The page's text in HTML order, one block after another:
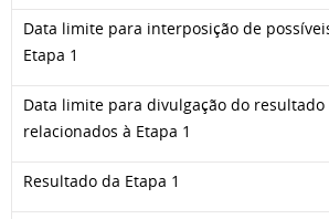
Data limite para interposição de
Etapa 1
Data limite para divulgação do
relacionados à Etapa 1
Resultado da Etapa 1